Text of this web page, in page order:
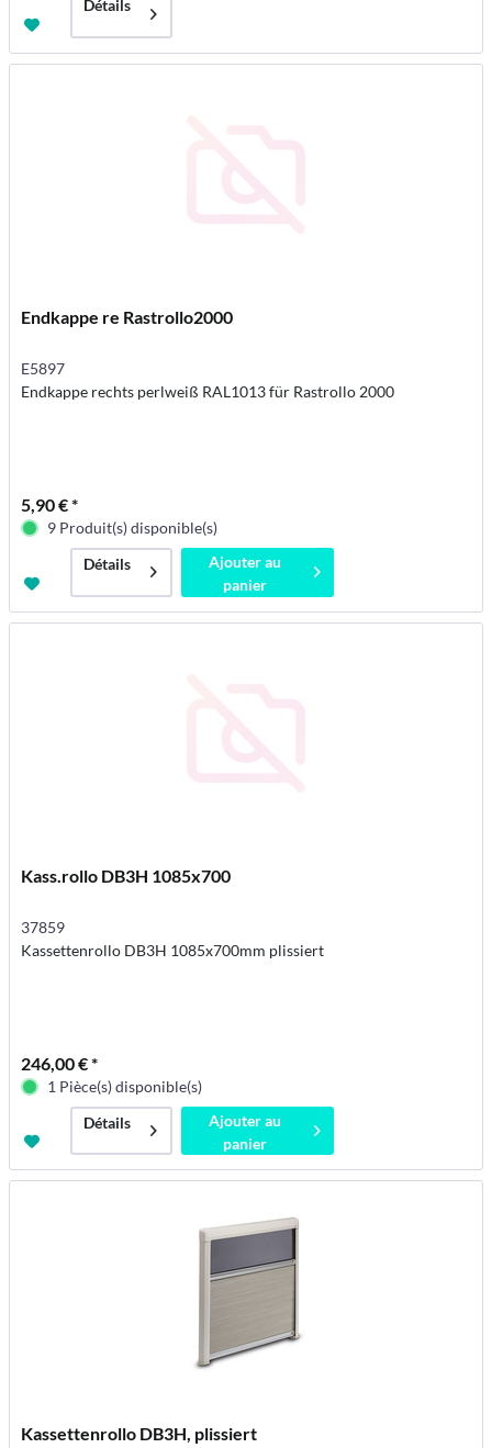
Détails
Endkappe re Rastrollo2000
E5897
Endkappe rechts perlweiß RAL1013 für Rastrollo 2000
5,90 € *
9 Produit(s) disponible(s)
Détails
Ajouter au
panier
Kass.rollo DB3H 1085x700
37859
Kassettenrollo DB3H 1085x700mm plissiert
246,00 € *
1 Pièce(s) disponible(s)
Détails
Ajouter au
panier
Kassettenrollo DB3H, plissiert